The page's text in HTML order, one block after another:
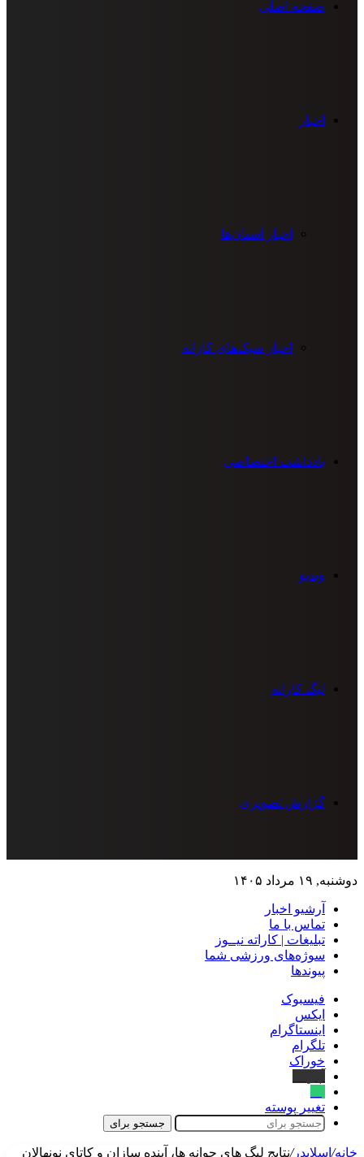
صفحه اصلی
اخبار
اخبار استان‌ها
اخبار سبک‌های کاراته
یادداشت اختصاصی
ویدیو
لیگ کاراته
گزارش تصویری
دوشنبه, ۱۹ مرداد ۱۴۰۵
آرشیو اخبار
تماس‌ با‌ ما
تبلیغات | کاراته نیــوز
سوژه‌های ورزشی شما
پیوندها
فیسبوک
ایکس
اینستاگرام
تلگرام
خوراک
تغییر پوسته
جستجو برای
خانه/ اسلایدر/نتایج لیگ های جوانه ها، آینده سازان و کاتای نونهالان